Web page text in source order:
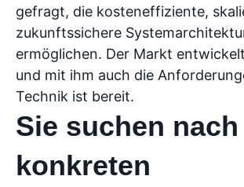
gefragt, die kosteneffiziente,
zukunftssichere
ermöglichen. Der Markt
und mit ihm auch die
Technik ist bereit.
Sie suchen
konkreten